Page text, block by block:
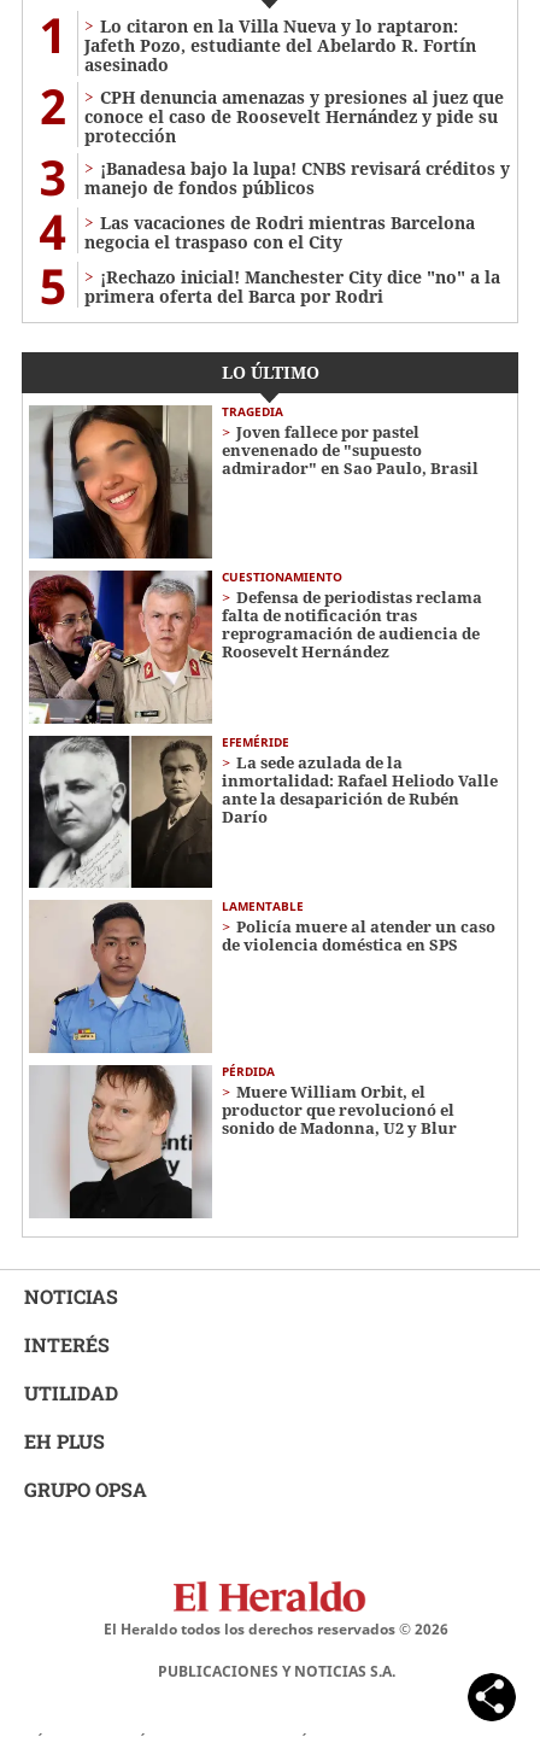
1
Lo citaron en la Villa Nueva y lo raptaron:
Jafeth Pozo, estudiante del Abelardo R. Fortín
asesinado
2
CPH denuncia amenazas y presiones al juez que
conoce el caso de Roosevelt Hernández y pide su
protección
3
¡Banadesa bajo la lupa! CNBS revisará créditos y
manejo de fondos públicos
4
Las vacaciones de Rodri mientras Barcelona
negocia el traspaso con el City
5
¡Rechazo inicial! Manchester City dice "no" a la
primera oferta del Barca por Rodri
LO ÚLTIMO
TRAGEDIA
Joven fallece por pastel
envenenado de "supuesto
admirador" en Sao Paulo, Brasil
CUESTIONAMIENTO
Defensa de periodistas reclama
falta de notificación tras
reprogramación de audiencia de
Roosevelt Hernández
EFEMÉRIDE
La sede azulada de la
inmortalidad: Rafael Heliodo Valle
ante la desaparición de Rubén
Darío
LAMENTABLE
Policía muere al atender un caso
de violencia doméstica en SPS
PÉRDIDA
Muere William Orbit, el
productor que revolucionó el
sonido de Madonna, U2 y Blur
NOTICIAS
INTERÉS
UTILIDAD
EH PLUS
GRUPO OPSA
El Heraldo todos los derechos reservados ©2026
PUBLICACIONES Y NOTICIAS S.A.